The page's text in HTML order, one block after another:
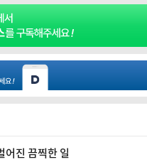
진 끔찍한 일